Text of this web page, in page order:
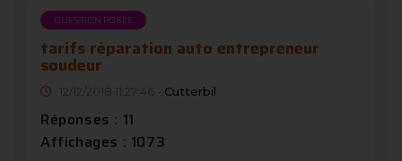
QUESTION POSÉE
tarifs réparation auto entrepreneur
soudeur
12/12/2018 11:27:46 - Cutterbil
Réponses : 11
Affichages : 1073